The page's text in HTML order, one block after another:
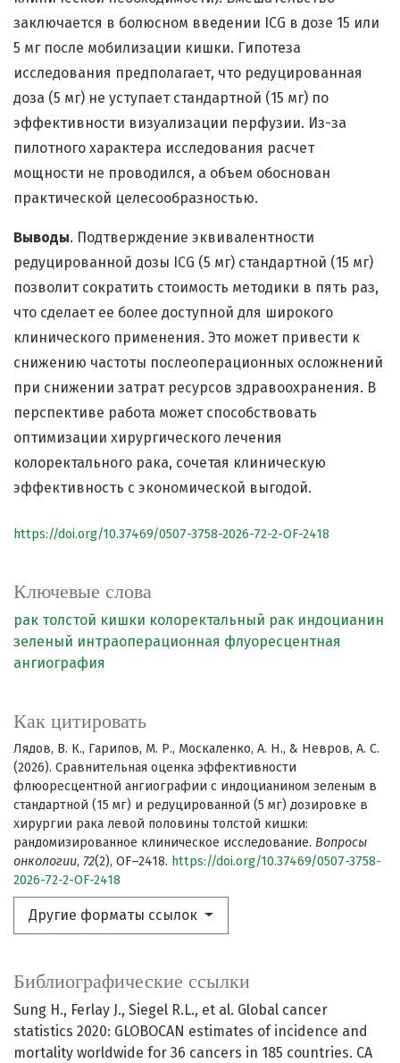
Ключевые слова
рак толстой кишки колоректальный рак индоцианин
зеленый интраоперационная флуоресцентная
ангиография
Как цитировать
Лядов, В. К., Гарипов, М. Р., Москаленко, А. Н., & Невров, А. С.
(2026). Сравнительная оценка эффективности
флюоресцентной ангиографии с индоцианином зеленым в
стандартной (15 мг) и редуцированной (5 мг) дозировке в
хирургии рака левой половины толстой кишки:
рандомизированное клиническое исследование. Вопросы
онкологии, 72(2), OF–2418. https://doi.org/10.37469/0507-3758-
2026-72-2-OF-2418
Другие форматы ссылок
заключается в болюсном введении ICG в дозе 15 или
5 мг после мобилизации кишки. Гипотеза
исследования предполагает, что редуцированная
доза (5 мг) не уступает стандартной (15 мг) по
эффективности визуализации перфузии. Из-за
пилотного характера исследования расчет
мощности не проводился, а объем обоснован
практической целесообразностью.
Выводы. Подтверждение эквивалентности
редуцированной дозы ICG (5 мг) стандартной (15 мг)
позволит сократить стоимость методики в пять раз,
что сделает ее более доступной для широкого
клинического применения. Это может привести к
снижению частоты послеоперационных осложнений
при снижении затрат ресурсов здравоохранения. В
перспективе работа может способствовать
оптимизации хирургического лечения
колоректального рака, сочетая клиническую
эффективность с экономической выгодой.
https://doi.org/10.37469/0507-3758-2026-72-2-OF-2418
Библиографические ссылки
Sung H., Ferlay J., Siegel R.L., et al. Global cancer
statistics 2020: GLOBOCAN estimates of incidence and
mortality worldwide for 36 cancers in 185 countries. CA